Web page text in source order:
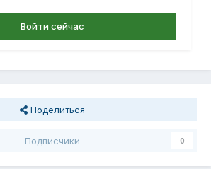
Войти сейчас
Поделиться
Подписчики 0